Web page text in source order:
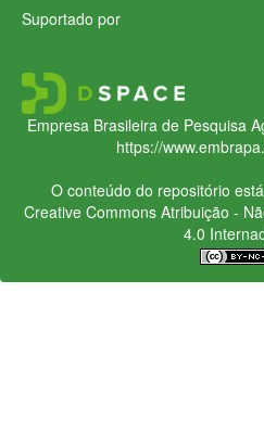
Suportado por
Empresa Brasileira de Pesquisa
https://
O conteúdo do repositório
Creative CommonsAtribuição -
4.0